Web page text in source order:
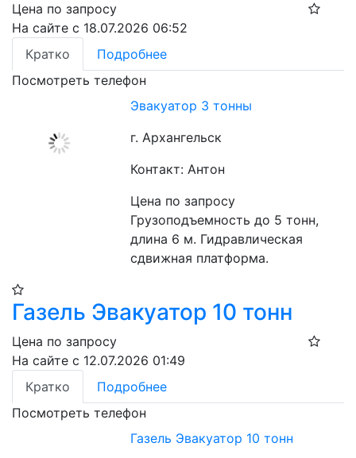
Цена по запросу
На сайте с 18.07.2026 06:52
Кратко
Подробнее
Посмотреть телефон
Эвакуатор 3 тонны
г. Архангельск
Контакт: Антон
Цена по запросу
Грузоподъемность до 5 тонн,
длина 6 м. Гидравлическая
сдвижная платформа.
Газель Эвакуатор 10 тонн
Цена по запросу
На сайте с 12.07.2026 01:49
Кратко
Подробнее
Посмотреть телефон
Газель Эвакуатор 10 тонн